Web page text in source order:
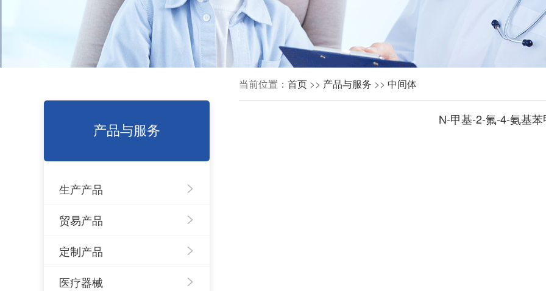
当前位置： 首页 >> 产品与服务 >> 中间体
产品与服务
生产产品
贸易产品
定制产品
医疗器械
N-甲基-2-氟-4-氨基